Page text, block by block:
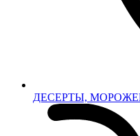
ДЕСЕРТЫ,